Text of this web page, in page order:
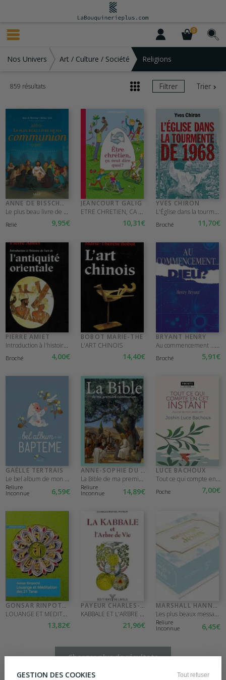
0
Nos Univers Art / Culture / Société Religions
859 résultats Filtrer Trier
ANNE DE BISSCHOP
Le plus beau livre de ma communion
Relié 9,95€
JEANCOURT GALIG
ETRE CHRETIEN, CA VEUT DIRE QUOI ?
10,31€
YVES CHIRON
L'Église dans la tourmente de 1968
Broché 11,70€
PIERRE AMIET
Introduction à l'histoire de l'art de l'Antiquité orientale
Broché 4,00€
BOBOT MARIE-THE
L'ART CHINOIS
14,40€
BRYANT HENRY
Au commencement ...Dieu ?
Broché 5,91€
GAËLLE TERTRAIS
Le bel album de mon baptême
Reliure
Inconnue
6,59€
ANNE-SOPHIE DU BOUETIEZ
La Bible de ma première communion
Reliure
Inconnue
14,89€
LUCE BACHOUX
Tout ce qui compte en cet instant
Poche 7,00€
GONSAR RINPOTCHE
LOUANGE ET MEDITATION DES 21 TARAS
13,82€
PAYEUR CHARLES-RAFAE
KABBALE ET L'ARBRE DE VIE
21,96€
MARSHALL HANNART E.
Les plus beaux messages de Jésus
Reliure
Inconnue
6,45€
Charger plus de résultats
Tout refuser
GESTION DES COOKIES